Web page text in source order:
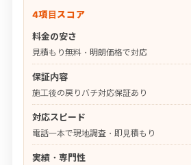
4項目スコア
料金の安さ
見積もり無料・明朗価格で対応
保証内容
施工後の戻りバチ対応保証あり
対応スピード
電話一本で現地調査・即見積もり
実績・専門性